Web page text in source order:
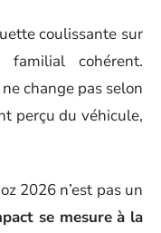
coulissante sur
cohérent.
change pas selon
perçu du véhicule,
2026 n’est pas un
se mesure à la